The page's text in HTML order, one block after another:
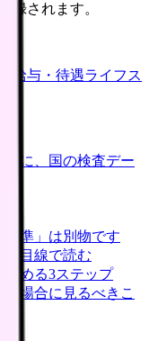
録されます。
給与・待遇ライフス
」に、国の検査デー
基準」は別物です
の目線で読む
かめる3ステップ
」場合に見るべきこ